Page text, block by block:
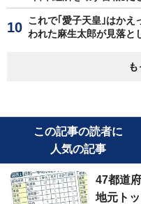
これで｢愛子天皇｣はか
われた麻生太郎が見落と
も
この記事の読者に
人気の記事
47都道
地元ト